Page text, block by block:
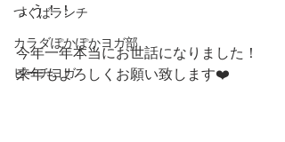
つくばランチ
カラダぽかぽかヨガ部
ビーチヨガ
ょう！！
今年一年本当にお世話になりました！
来年もよろしくお願い致します❤️